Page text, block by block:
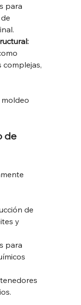
para
complejas,
de
de
y
para